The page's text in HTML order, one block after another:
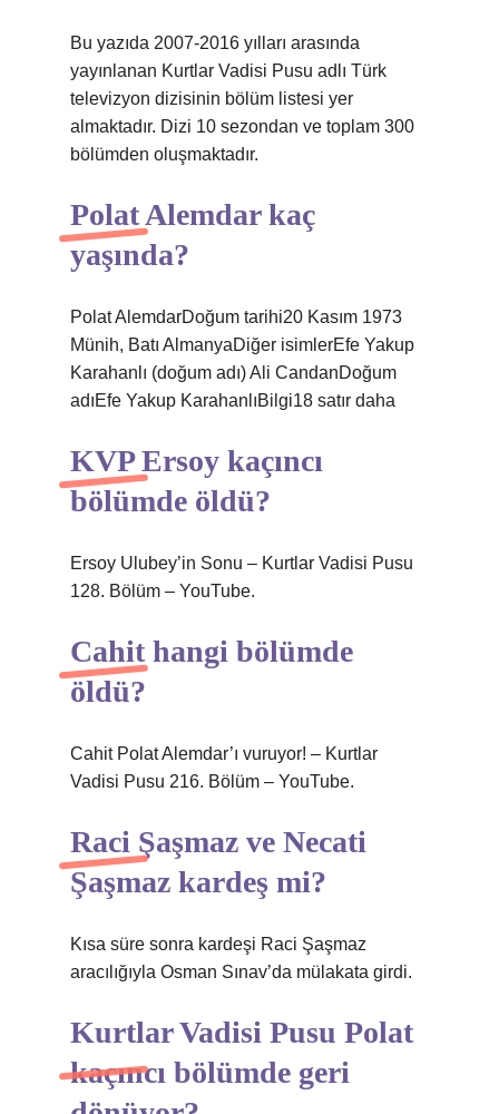
Bu yazıda 2007-2016 yılları arasında
yayınlanan Kurtlar Vadisi Pusu adlı Türk
televizyon dizisinin bölüm listesi yer
almaktadır. Dizi 10 sezondan ve toplam 300
bölümden oluşmaktadır.
Polat Alemdar kaç
yaşında?
Polat AlemdarDoğum tarihi20 Kasım 1973
Münih, Batı AlmanyaDiğer isimlerEfe Yakup
Karahanlı (doğum adı) Ali CandanDoğum
adıEfe Yakup KarahanlıBilgi18 satır daha
KVP Ersoy kaçıncı
bölümde öldü?
Ersoy Ulubey’in Sonu – Kurtlar Vadisi Pusu
128. Bölüm – YouTube.
Cahit hangi bölümde
öldü?
Cahit Polat Alemdar’ı vuruyor! – Kurtlar
Vadisi Pusu 216. Bölüm – YouTube.
Raci Şaşmaz ve Necati
Şaşmaz kardeş mi?
Kısa süre sonra kardeşi Raci Şaşmaz
aracılığıyla Osman Sınav’da mülakata girdi.
Kurtlar Vadisi Pusu Polat
kaçıncı bölümde geri